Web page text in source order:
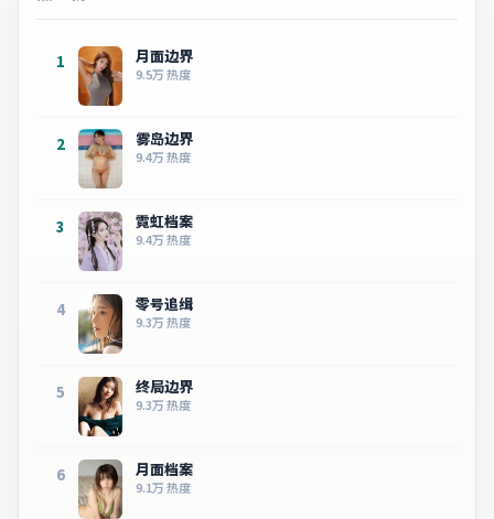
1 月面边界
9.5万热度
2 雾岛边界
9.4万热度
3 霓虹档案
9.4万热度
4 零号追缉
9.3万热度
5 终局边界
9.3万热度
6 月面档案
9.1万热度